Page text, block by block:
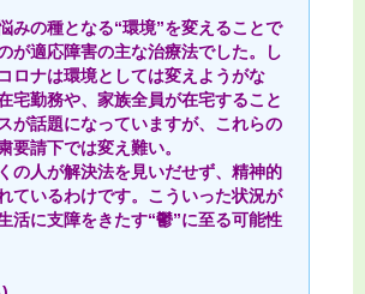
みの種となる“環境”を変えることで
が適応障害の主な治療法でした。し
ロナは環境としては変えようがな
宅勤務や、家族全員が在宅すること
が話題になっていますが、これらの
要請下では変え難い。
の人が解決法を見いだせず、精神的
ているわけです。こういった状況が
活に支障をきたす“鬱”に至る可能性